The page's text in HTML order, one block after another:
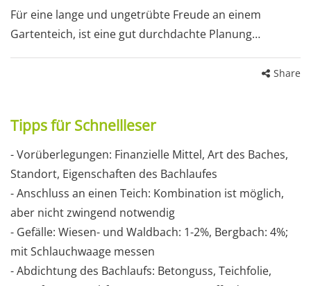
Für eine lange und ungetrübte Freude an einem
Gartenteich, ist eine gut durchdachte Planung…
Share
Tipps für Schnellleser
- Vorüberlegungen: Finanzielle Mittel, Art des Baches,
Standort, Eigenschaften des Bachlaufes
- Anschluss an einen Teich: Kombination ist möglich,
aber nicht zwingend notwendig
- Gefälle: Wiesen- und Waldbach: 1-2%, Bergbach: 4%;
mit Schlauchwaage messen
- Abdichtung des Bachlaufs: Betonguss, Teichfolie,